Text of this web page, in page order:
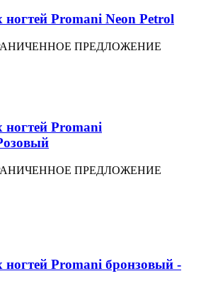
Promani Neon Petrol
ПРЕДЛОЖЕНИЕ
Promani
ПРЕДЛОЖЕНИЕ
Promani бронзовый -